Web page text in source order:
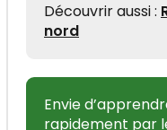
Découvrir aussi :
nord
Envie
rapidement par